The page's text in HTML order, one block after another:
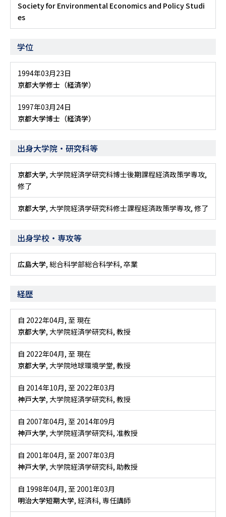
Society for Environmental Economics and Policy Studi
es
学位
1994年03月23日
京都大学修士（経済学）
1997年03月24日
京都大学博士（経済学）
出身大学院・研究科等
京都大学, 大学院経済学研究科博士後期課程経済政策学専攻,
修了
京都大学, 大学院経済学研究科修士課程経済政策学専攻, 修了
出身学校・専攻等
広島大学, 総合科学部総合科学科, 卒業
経歴
自 2022年04月, 至 現在
京都大学, 大学院経済学研究科, 教授
自 2022年04月, 至 現在
京都大学, 大学院地球環境学堂, 教授
自 2014年10月, 至 2022年03月
神戸大学, 大学院経済学研究科, 教授
自 2007年04月, 至 2014年09月
神戸大学, 大学院経済学研究科, 准教授
自 2001年04月, 至 2007年03月
神戸大学, 大学院経済学研究科, 助教授
自 1998年04月, 至 2001年03月
明治大学短期大学, 経済科, 専任講師